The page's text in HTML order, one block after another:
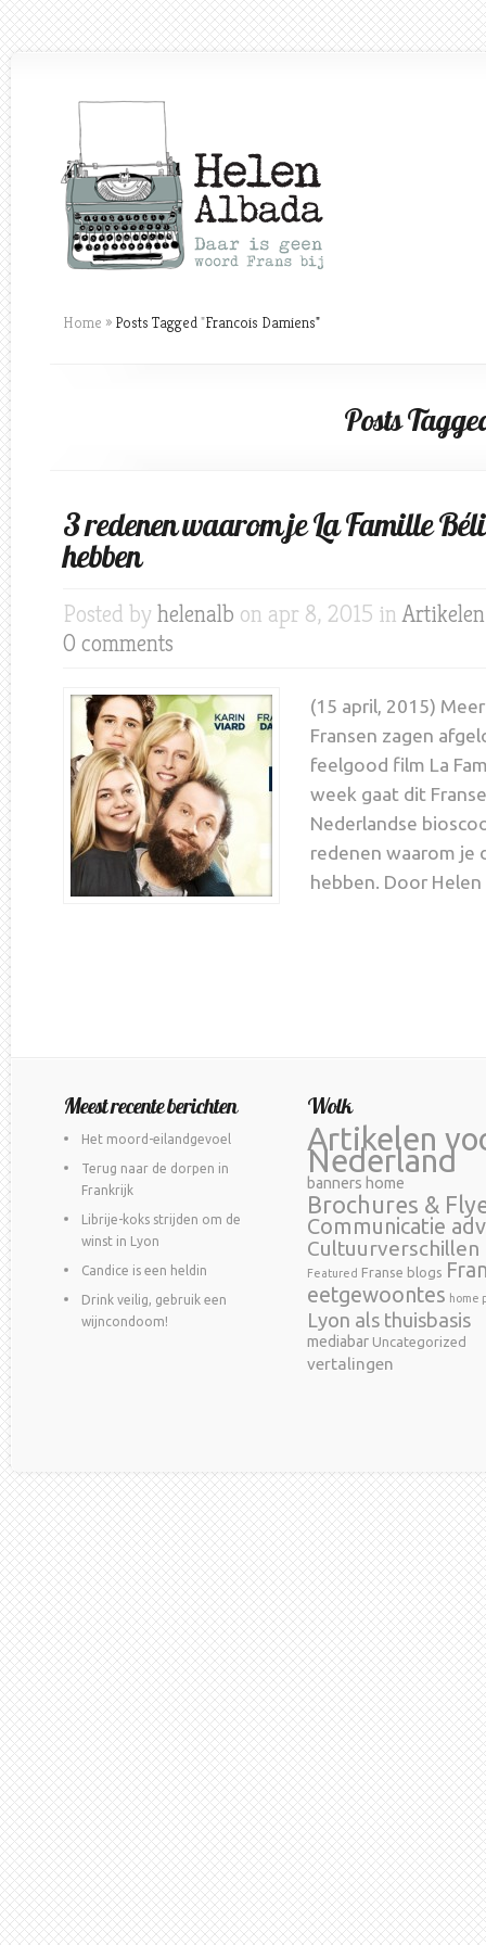
Home » Posts Tagged"Francois Damiens"
Posts
3 redenen waarom je La Famille
hebben
Posted by helenalb on apr 8, 2015 in
0 comments
(15 april, 2015)
Fransen zagen
feelgood film La
week gaat dit
Nederlandse
redenen waarom je
hebben. Door Helen
Meest recente berichten
Het moord-eilandgevoel
Terug naar de dorpen in
Frankrijk
Librije-koks strijden om de
winst in Lyon
Candice is een heldin
Drink veilig, gebruik een
wijncondoom!
Wolk
Artikelen
Nederland
banners home
Brochures &
Communicatie
Cultuurverschillen
Featured Franse blogs
eetgewoontes home
Lyon als thuisbasis
mediabar Uncategorized
vertalingen